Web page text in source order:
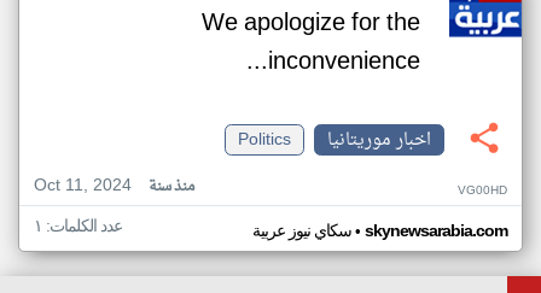
We apologize for the
inconvenience...
اخبار موريتانيا
Politics
Oct 11, 2024
منذ سنة VG00HD
سكاي نيوز عربية• skynewsarabia.com عدد الكلمات: ١